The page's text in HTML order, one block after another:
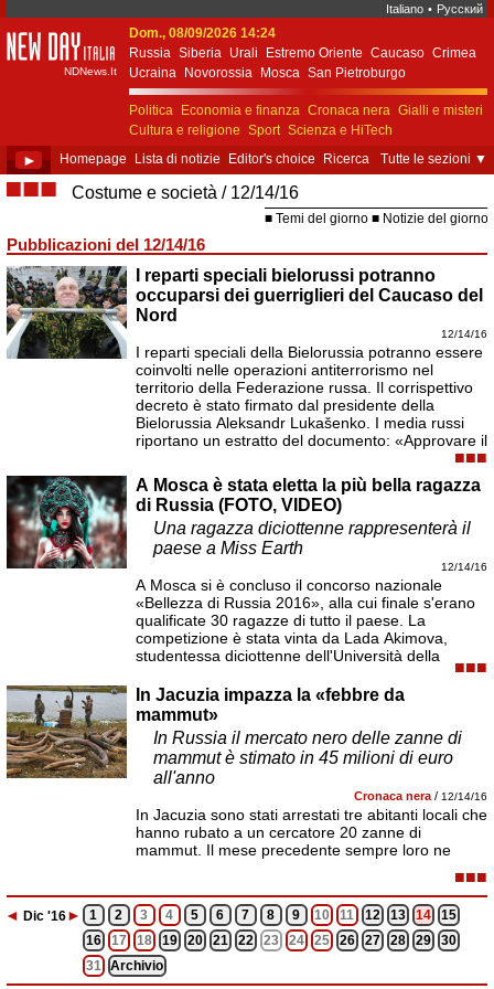
Italiano • Русский
New Day Italia
NDNews.It
Dom., 08/09/2026 14:24
Russia Siberia Urali Estremo Oriente Caucaso Crimea
Ucraina
Novorossia Mosca San Pietroburgo
Ekaterinburgo Kiev Simferopol
Sebastopoli
Politica
Economia e finanza Cronaca nera Gialli e misteri
Cultura e religione Sport Scienza e HiTech
Costume e società
Unione Europea
► Homepage Lista di notizie Editor's choice Ricerca Tutte le sezioni ▼
■■■ Costume e società 12/14/16
Temi del giorno Notizie del giorno
Pubblicazioni del 12/14/16
I reparti speciali bielorussi potranno
occuparsi dei guerriglieri del Caucaso del
Nord
12/14/16
I reparti speciali della Bielorussia potranno essere
coinvolti nelle operazioni antiterrorismo nel
territorio della Federazione russa. Il corrispettivo
decreto è stato firmato dal presidente della
Bielorussia Aleksandr Lukašenko. I media russi
riportano un estratto del documento: «Approvare il
■■■
A Mosca è stata eletta la più bella ragazza
di Russia (FOTO, VIDEO)
Una ragazza diciottenne rappresenterà il
paese a Miss Earth
12/14/16
A Mosca si è concluso il concorso nazionale
«Bellezza di Russia 2016», alla cui finale s'erano
qualificate 30 ragazze di tutto il paese. La
competizione è stata vinta da Lada Akimova,
studentessa diciottenne dell'Università della
■■■
In Jacuzia impazza la «febbre da
mammut»
In Russia il mercato nero delle zanne di
mammut è stimato in 45 milioni di euro
all'anno
Cronaca nera / 12/14/16
In Jacuzia sono stati arrestati tre abitanti locali che
hanno rubato a un cercatore 20 zanne di
mammut. Il mese precedente sempre loro ne
■■■
◄ Dic '16► 1 2 3 4 5 6 7 8 9 10 11 12 13 14
15
16
17 18 19 20 21 22 23 24 25 26 27 28 29
30
31
Archivio